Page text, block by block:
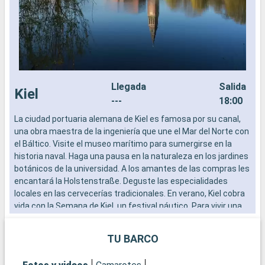
Kiel
Llegada
---
Salida
18:00
La ciudad portuaria alemana de Kiel es famosa por su canal,
una obra maestra de la ingeniería que une el Mar del Norte con
el Báltico. Visite el museo marítimo para sumergirse en la
historia naval. Haga una pausa en la naturaleza en los jardines
botánicos de la universidad. A los amantes de las compras les
encantará la Holstenstraße. Deguste las especialidades
locales en las cervecerías tradicionales. En verano, Kiel cobra
vida con la Semana de Kiel, un festival náutico. Para vivir una
TU BARCO